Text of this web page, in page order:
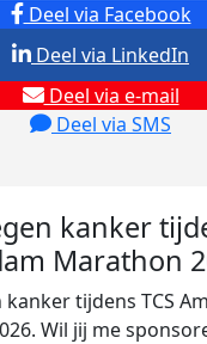
Deel via Facebook
Deel via e-mail
Deel via SMS
Deel via LinkedIn
kanker
Marathon
tijdens TCS
Wil jij me